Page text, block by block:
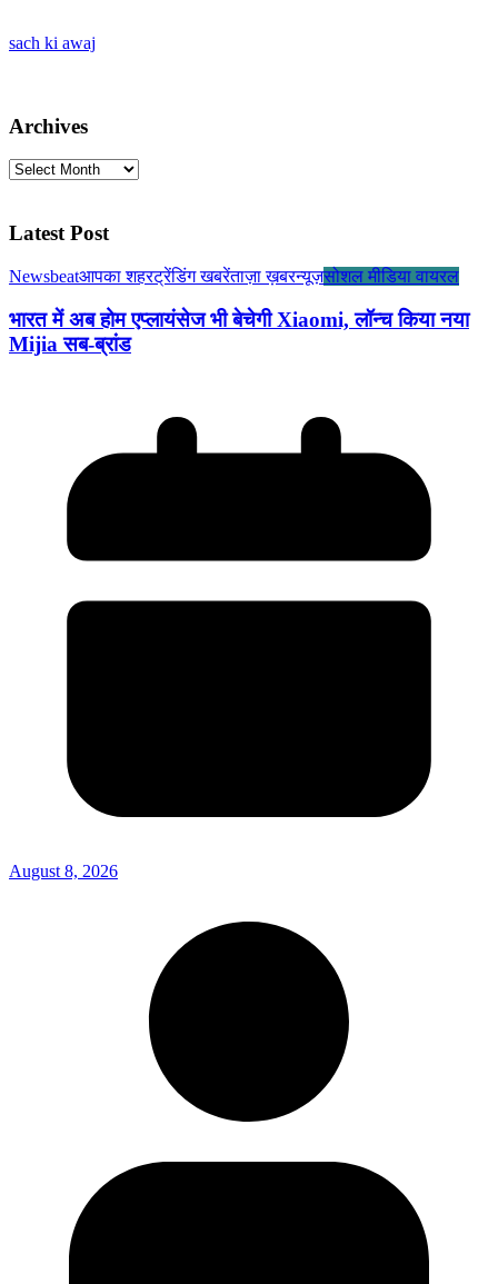
sach ki awaj
Archives
Archives
Latest Post
Newsbeatआपका शहरट्रेंडिंग खबरेंताज़ा ख़बरन्यूज़सोशल मीडिया वायरल
भारत में अब होम एप्लायंसेज भी बेचेगी Xiaomi, लॉन्च किया नया
Mijia सब-ब्रांड
August 8, 2026